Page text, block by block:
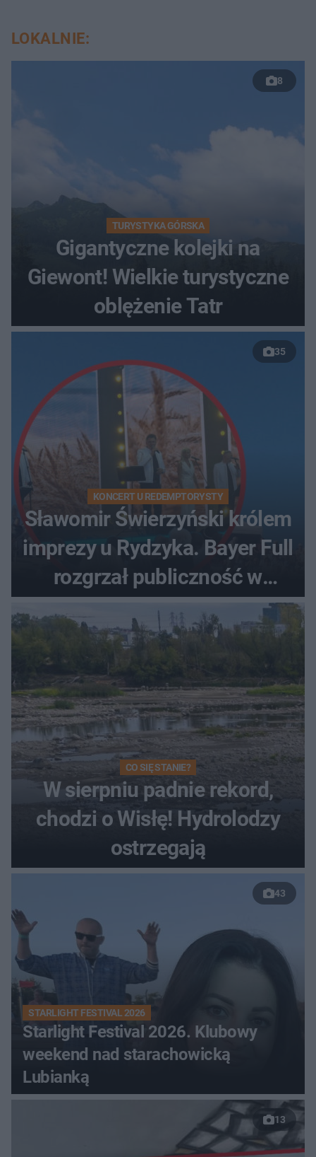
LOKALNIE:
8
TURYSTYKA GÓRSKA
Gigantyczne kolejki na
Giewont! Wielkie turystyczne
oblężenie Tatr
35
KONCERT U REDEMPTORYSTY
Sławomir Świerzyński królem
imprezy u Rydzyka. Bayer Full
rozgrzał publiczność w
Toruniu
CO SIĘ STANIE?
W sierpniu padnie rekord,
chodzi o Wisłę! Hydrolodzy
ostrzegają
43
STARLIGHT FESTIVAL 2026
Starlight Festival 2026. Klubowy
weekend nad starachowicką
Lubianką
13